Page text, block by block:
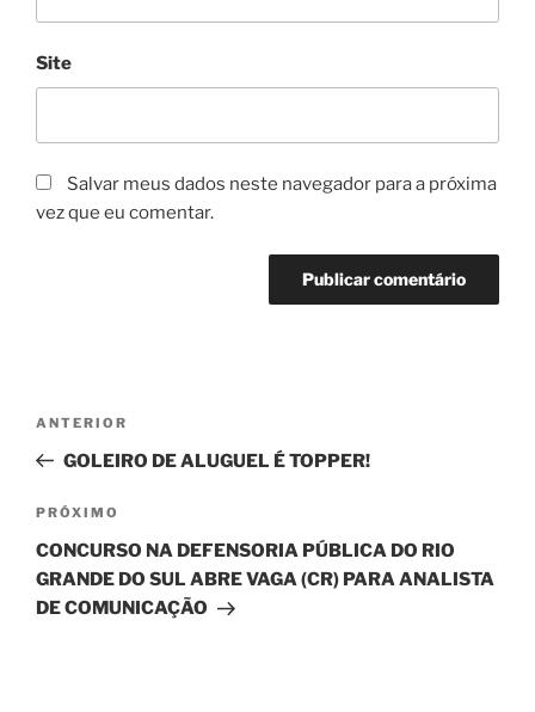
Site
Salvar meus dados neste navegador para a próxima
vez que eu comentar.
Post
Post
anterior
ANTERIOR
GOLEIRO DE ALUGUEL É TOPPER!
Próximo
post
PRÓXIMO
CONCURSO NA DEFENSORIA PÚBLICA DO RIO
GRANDE DO SUL ABRE VAGA (CR) PARA ANALISTA
DE COMUNICAÇÃO